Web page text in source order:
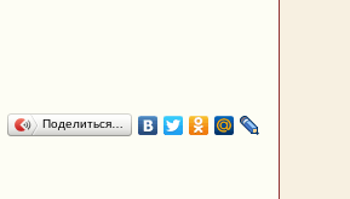
Поделиться…